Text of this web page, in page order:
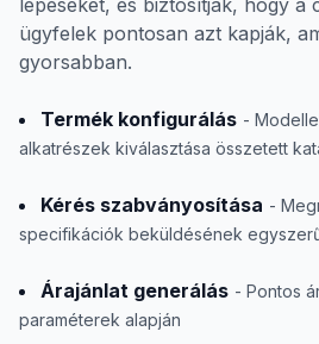
lépéseket, és biztosítják, hogy a
ügyfelek pontosan azt kapják,
gyorsabban.
Termék konfigurálás -
alkatrészek kiválasztása összetett
Kérés szabványosítása -
specifikációk beküldésének
Árajánlat generálás - Pontos
paraméterek alapján